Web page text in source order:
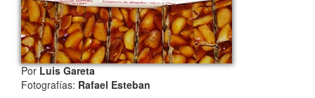
PorLuis Gareta
Fotografías: Rafael Esteban